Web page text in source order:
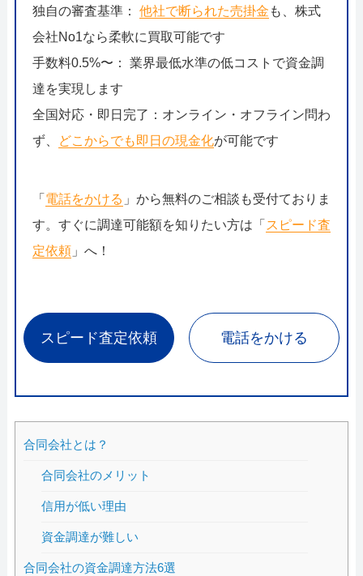
独自の審査基準： 他社で断られた売掛金 も、株式
会社No1なら柔軟に買取可能です
手数料0.5%〜： 業界最低水準の低コストで資金調
達を実現します
全国対応・即日完了：オンライン・オフライン問わ
ず、
どこからでも即日の現金化が可能です
「 電話をかける 」から無料のご相談も受付ておりま
す。すぐに調達可能額を知りたい方は「 スピード査
定依頼」へ！
スピード査定依頼 電話をかける
合同会社とは？
合同会社のメリット
信用が低い理由
資金調達が難しい
合同会社の資金調達方法6選